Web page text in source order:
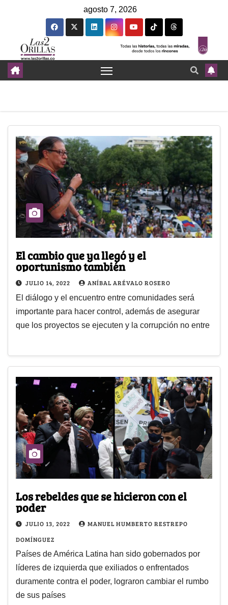
agosto 7, 2026
El cambio que ya llegó y el
oportunismo también
JULIO 14, 2022 ANÍBAL ARÉVALO ROSERO
El diálogo y el encuentro entre comunidades será
importante para hacer control, además de asegurar
que los proyectos se ejecuten y la corrupción no entre
Los rebeldes que se hicieron con el
poder
JULIO 13, 2022
MANUEL HUMBERTO RESTREPO
DOMÍNGUEZ
Países de América Latina han sido gobernados por
líderes de izquierda que exiliados o enfrentados
duramente contra el poder, lograron cambiar el rumbo
de sus países